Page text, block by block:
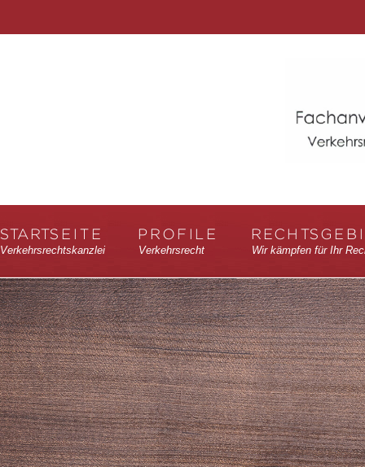
STARTSEITE
Verkehrsrechtskanzlei
PROFILE
Verkehrsrecht Wir kämpfen für Ihr